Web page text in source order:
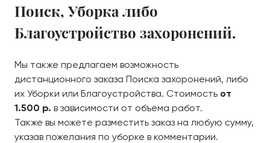
Поиск, Уборка либо
Благоустройство захоронений.
Мы также предлагаем возможность
дистанционного заказа Поиска захоронений, либо
их Уборки или Благоустройства. Стоимость от
1.500 р. в зависимости от объёма работ.
Также вы можете разместить заказ на любую сумму,
указав пожелания по уборке в комментарии.